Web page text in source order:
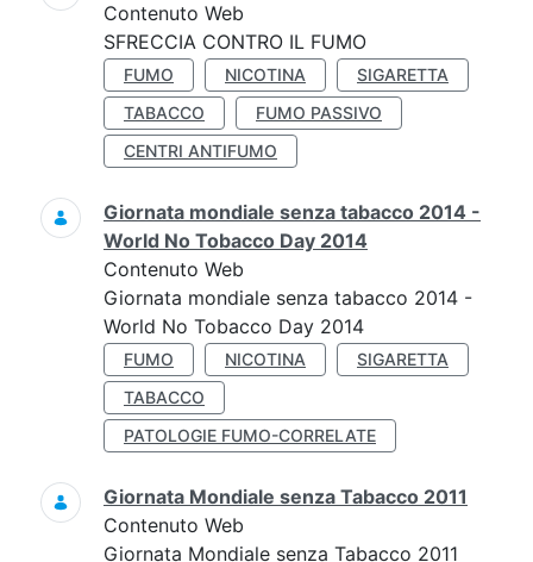
Contenuto Web
SFRECCIA CONTRO IL FUMO
FUMO NICOTINA
SIGARETTA
TABACCO
FUMO PASSIVO
CENTRI ANTIFUMO
Giornata mondiale senza tabacco 2014 -
World No Tobacco Day 2014
Contenuto Web
Giornata mondiale senza tabacco 2014 -
World No Tobacco Day 2014
FUMO NICOTINA
SIGARETTA
TABACCO
PATOLOGIE FUMO-CORRELATE
Giornata Mondiale senza Tabacco 2011
Contenuto Web
Giornata Mondiale senza Tabacco 2011